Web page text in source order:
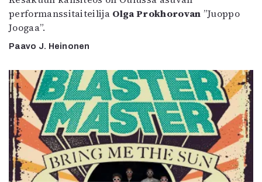
performanssitaiteilija Olga Prokhorovan ”Juoppo
Joogaa”.
Paavo J. Heinonen